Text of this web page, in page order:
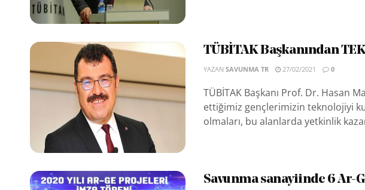
TÜBİTAK Başkanından
YAZAN SAVUNMA TR 27/02/2021 0
TÜBİTAK Başkanı Prof. Dr. Hasan
ettiğimiz gençlerimizin teknolojiyi
olmaları, bu alanlarda yetkinlik
Savunma sanayiinde 6